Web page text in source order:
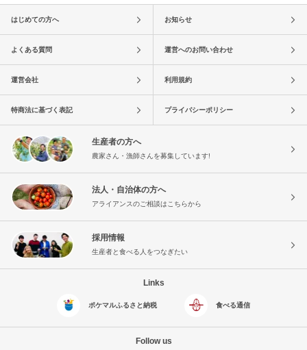
はじめての方へ お知らせ
よくある質問 運営へのお問い合わせ
運営会社 利用規約
特商法に基づく表記 プライバシーポリシー
生産者の方へ
農家さん・漁師さんを募集しています!
法人・自治体の方へ
アライアンスのご相談はこちらから
採用情報
生産者と食べる人をつなぎたい
Links
ポケマルふるさと納税 食べる通信
Follow us